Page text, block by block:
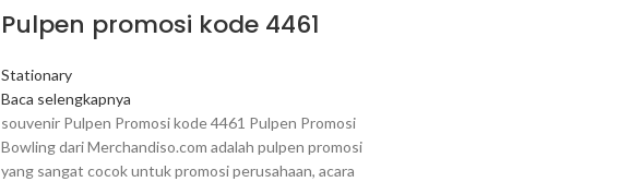
Pulpen promosi kode 4461
Stationary
Baca selengkapnya
souvenir Pulpen Promosi kode 4461 Pulpen Promosi
Bowling dari Merchandiso.com adalah pulpen promosi
yang sangat cocok untuk promosi perusahaan, acara